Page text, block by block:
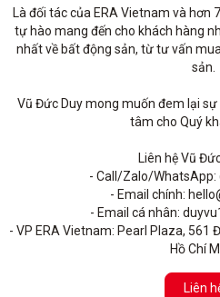
Là đối tác của ERA Vietnam và hơn
tự hào mang đến cho khách hàng
nhất về bất động sản, từ tư vấn
sản.
Vũ Đức Duy mong muốn đem lại
tâm cho Quý
Liên hệ Vũ
- Call/Zalo/WhatsApp:
- Email chính:
- Email cá nhân:
- VP ERA Vietnam: Pearl Plaza, 561
Hồ Chí
Liên